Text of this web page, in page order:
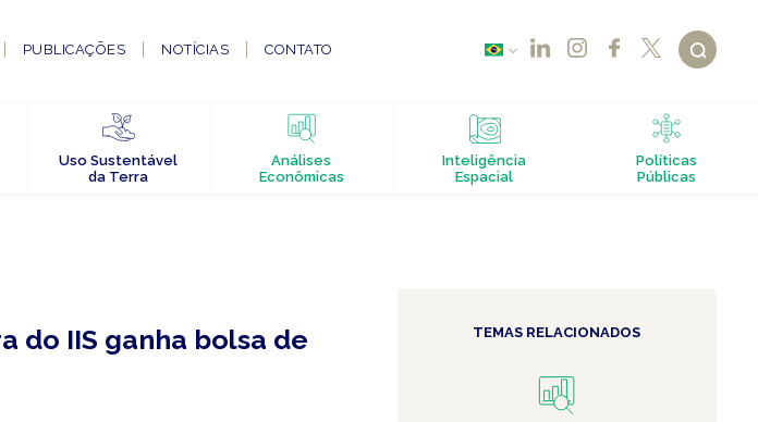
PUBLICAÇÕES NOTÍCIAS CONTATO
Uso Sustentável
da Terra
Análises
Econômicas
Inteligência
Espacial
Políticas
Públicas
do IIS ganha bolsa de
TEMAS RELACIONADOS